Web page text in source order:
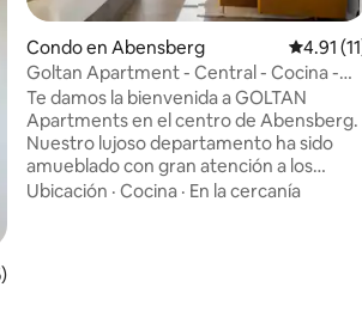
promedio: 4.98 de 5, 45 reseñas
Condo en Abensberg
4.91
Goltan Apartment - Central - Cocina -
WIFI
Te damos la bienvenida a GOLTAN
Apartments en el centro de Abensberg.
Nuestro lujoso departamento ha sido
amueblado con gran atención a los
detalles y te ofrece una estancia de 5
Ubicación · Cocina · En la cercanía